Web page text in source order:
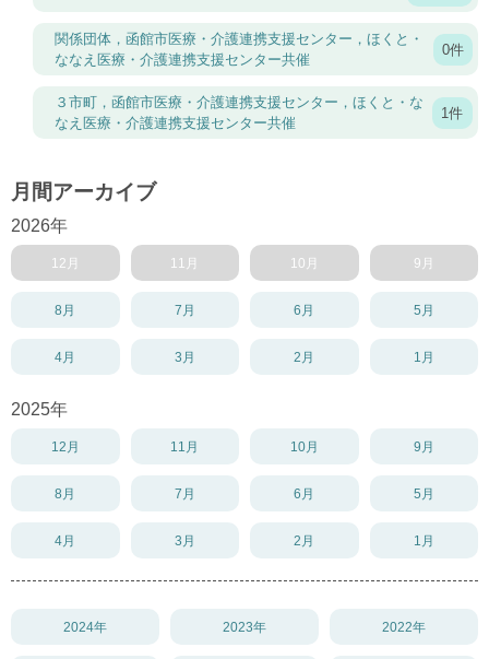
関係団体，函館市医療・介護連携支援センター，ほくと・
ななえ医療・介護連携支援センター共催
0件
３市町，函館市医療・介護連携支援センター，ほくと・な
なえ医療・介護連携支援センター共催
1件
月間アーカイブ
2026年
12月 11月 10月 9月
8月 7月 6月 5月
4月 3月 2月 1月
2025年
12月 11月 10月 9月
8月 7月 6月 5月
4月 3月 2月 1月
2024年 2023年 2022年